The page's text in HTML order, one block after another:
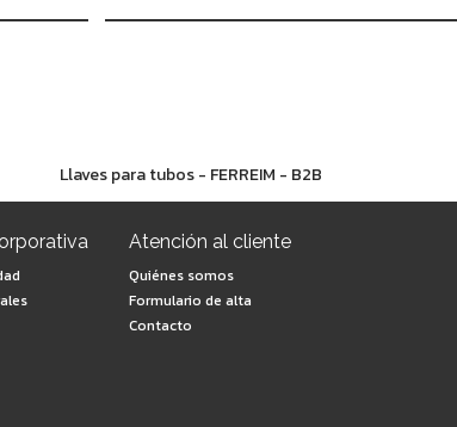
Llaves para tubos - FERREIM - B2B
Atención al cliente
Quiénes somos
Formulario de alta
Contacto